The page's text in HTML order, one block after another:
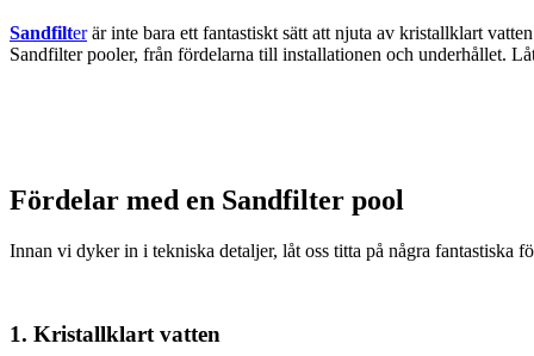
Sandfilterär inte bara ett fantastiskt sätt att njuta av kristallklart
Sandfilter pooler, från fördelarna till installationen och underhållet.
Fördelar med en Sandfilter pool
Innan vi dyker in i tekniska detaljer, låt oss titta på några fantastiska
1. Kristallklart vatten